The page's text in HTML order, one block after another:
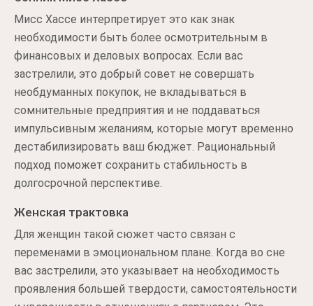
Мисс Хассе интерпретирует это как знак
необходимости быть более осмотрительным в
финансовых и деловых вопросах. Если вас
застрелили, это добрый совет не совершать
необдуманных покупок, не вкладываться в
сомнительные предприятия и не поддаваться
импульсивным желаниям, которые могут временно
дестабилизировать ваш бюджет. Рациональный
подход поможет сохранить стабильность в
долгосрочной перспективе.
Женская трактовка
Для женщин такой сюжет часто связан с
переменами в эмоциональном плане. Когда во сне
вас застрелили, это указывает на необходимость
проявления большей твердости, самостоятельности